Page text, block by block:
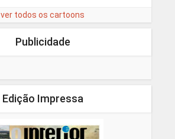
ver todos os cartoons
Publicidade
Edição Impressa